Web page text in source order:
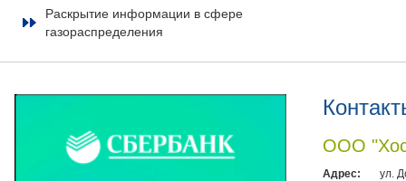
Раскрытие информации в сфере
газораспределения
ООО
Адрес:
ул.